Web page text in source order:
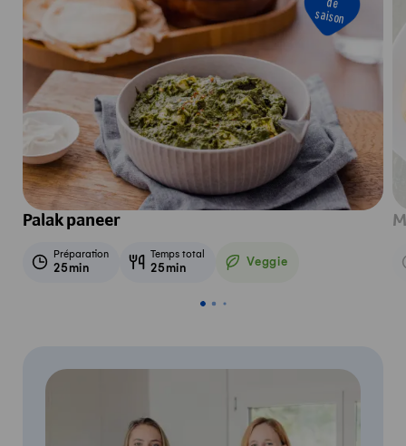
de
saison
Palak paneer
Préparation
25min
Temps total
25min Veggie
Veggie